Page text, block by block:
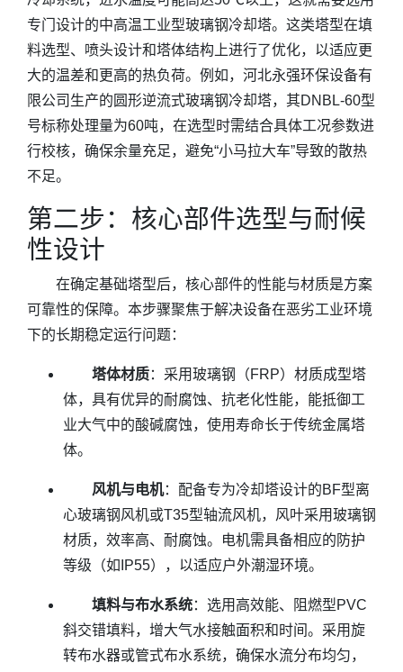
专门设计的中高温工业型玻璃钢冷却塔。这类塔型在填
料选型、喷头设计和塔体结构上进行了优化，以适应更
大的温差和更高的热负荷。例如，河北永强环保设备有
限公司生产的圆形逆流式玻璃钢冷却塔，其DNBL-60型
号标称处理量为60吨，在选型时需结合具体工况参数进
行校核，确保余量充足，避免“小马拉大车”导致的散热
不足。
第二步：核心部件选型与耐候
性设计
在确定基础塔型后，核心部件的性能与材质是方案
可靠性的保障。本步骤聚焦于解决设备在恶劣工业环境
下的长期稳定运行问题：
塔体材质：采用玻璃钢（FRP）材质成型塔
体，具有优异的耐腐蚀、抗老化性能，能抵御工
业大气中的酸碱腐蚀，使用寿命长于传统金属塔
体。
风机与电机：配备专为冷却塔设计的BF型离
心玻璃钢风机或T35型轴流风机，风叶采用玻璃钢
材质，效率高、耐腐蚀。电机需具备相应的防护
等级（如IP55），以适应户外潮湿环境。
填料与布水系统：选用高效能、阻燃型PVC
斜交错填料，增大气水接触面积和时间。采用旋
转布水器或管式布水系统，确保水流分布均匀，